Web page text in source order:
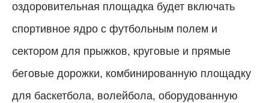
оздоровительная площадка будет включать
спортивное ядро с футбольным полем и
сектором для прыжков, круговые и прямые
беговые дорожки, комбинированную площадку
для баскетбола, волейбола, оборудованную